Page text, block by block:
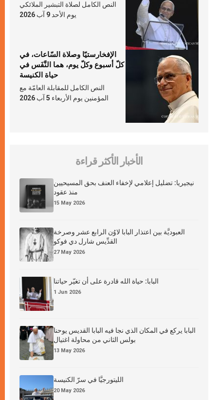
النص الكامل لصلاة التبشير الملائكي
يوم الأحد 9 آب 2026
الإفخارستيّا وصلاة السّاعات، في
كلّ أسبوع وكلّ يوم، هما النَّفَس في
حياة الكنيسة
النص الكامل للمقابلة العامّة مع
المؤمنين يوم الأربعاء 5 آب 2026
الأخبار الأكثر قراءة
نيجيريا: تضليل إعلامي لإخفاء العنف بحق المسيحيين
منذ عقود
15 May 2026
العبوديَّة بين اعتذار البابا لاوُن الرابع عشر وصرخة
القدِّيس شارل دي فوكو
27 May 2026
البابا: حياة الله قادرة على أن تغيّر حياتنا
1 Jun 2026
البابا يركع في المكان الذي نجا فيه البابا القديس يوحنا
بولس الثاني من محاولة اغتيال
13 May 2026
الليتورجيَّا في سرّ الكنيسة
20 May 2026